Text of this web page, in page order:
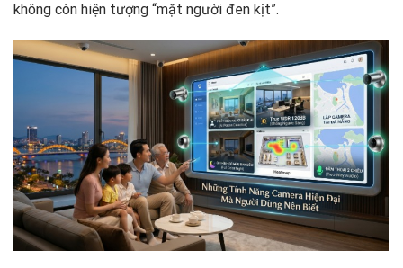
không còn hiện tượng “mặt người đen kịt”.